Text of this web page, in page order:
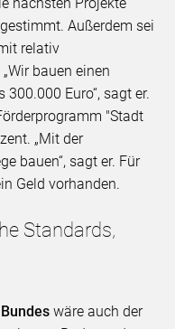
nächsten Projekte
Außerdem sei
relativ
bauen einen
Euro“, sagt er.
"Stadt
„Mit der
bauen“, sagt er. Für
Geld vorhanden.
Standards,
wäre auch der